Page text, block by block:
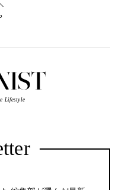
Lifestyle